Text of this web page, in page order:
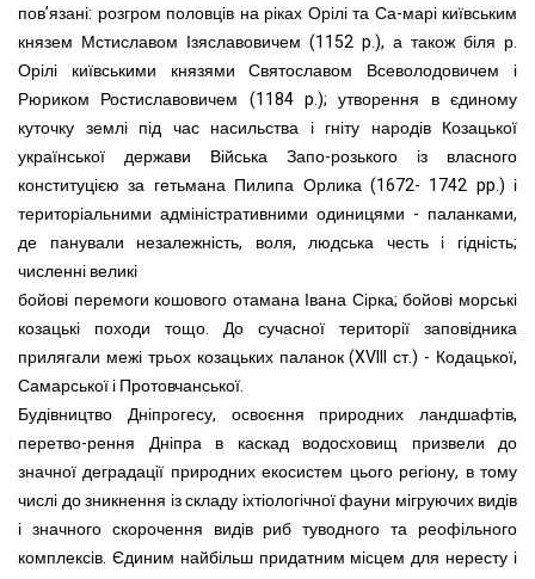
пов’язані: розгром половців на ріках Орілі та Са-марі київським
князем Мстиславом Ізяславовичем (1152 p.), а також біля р.
Орілі київськими князями Святославом Всеволодовичем і
Рюриком Ростиславовичем (1184 p.); утворення в єдиному
куточку землі під час насильства і гніту народів Козацької
української держави Війська Запо-розького із власного
конституцією за гетьмана Пилипа Орлика (1672- 1742 pp.) і
територіальними адміністративними одиницями - паланками,
де панували незалежність, воля, людська честь і гідність;
численні великі
бойові перемоги кошового отамана Івана Сірка; бойові морські
козацькі походи тощо. До сучасної території заповідника
прилягали межі трьох козацьких паланок (XVIII ст.) - Кодацької,
Самарської і Протовчанської.
Будівництво Дніпрогесу, освоєння природних ландшафтів,
перетво-рення Дніпра в каскад водосховищ призвели до
значної деградації природних екосистем цього регіону, в тому
числі до зникнення із складу іхтіологічної фауни мігруючих видів
і значного скорочення видів риб туводного та реофільного
комплексів. Єдиним найбільш придатним місцем для нересту і